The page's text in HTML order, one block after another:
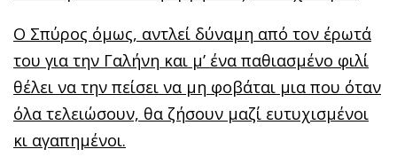
Ο Σπύρος όμως, αντλεί δύναμη από τον έρωτά
του για την Γαλήνη και μ’ ένα παθιασμένο φιλί
θέλει να την πείσει να μη φοβάται μια που όταν
όλα τελειώσουν, θα ζήσουν μαζί ευτυχισμένοι
κι αγαπημένοι.